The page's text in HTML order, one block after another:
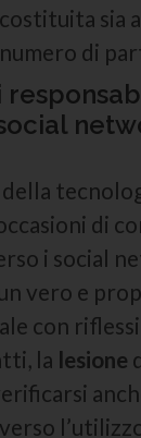
costituita sia
di
di
i social
vero e
con
la lesione